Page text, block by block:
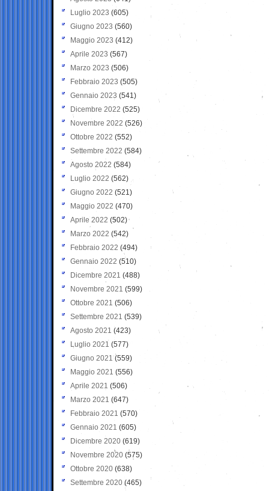
Luglio 2023 (605)
Giugno 2023 (560)
Maggio 2023 (412)
Aprile 2023 (567)
Marzo 2023 (506)
Febbraio 2023 (505)
Gennaio 2023 (541)
Dicembre 2022 (525)
Novembre 2022 (526)
Ottobre 2022 (552)
Settembre 2022 (584)
Agosto 2022 (584)
Luglio 2022 (562)
Giugno 2022 (521)
Maggio 2022 (470)
Aprile 2022 (502)
Marzo 2022 (542)
Febbraio 2022 (494)
Gennaio 2022 (510)
Dicembre 2021 (488)
Novembre 2021 (599)
Ottobre 2021 (506)
Settembre 2021 (539)
Agosto 2021 (423)
Luglio 2021 (577)
Giugno 2021(559)
Maggio 2021 (556)
Aprile 2021 (506)
Marzo 2021 (647)
Febbraio 2021 (570)
Gennaio 2021 (605)
Dicembre 2020 (619)
Novembre 2020 (575)
Ottobre 2020 (638)
Settembre 2020(465)